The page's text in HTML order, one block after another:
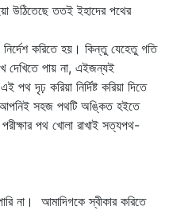
উঠিতেছে ততই ইহাদের পথের
করিতে হয়। কিন্তু যেহেতু গতি
দেখিতে পায় না, এইজন্যই
দৃঢ় করিয়া নির্দিষ্ট করিয়া দিতে
আপনিই সহজ পথটি অঙ্কিত হইতে
পথ খোলা রাখাই সত্যপথ-
না। আমাদিগকে স্বীকার করিতে